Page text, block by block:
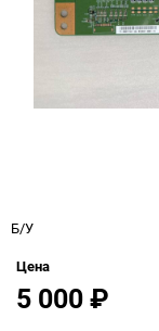
Б/У
Цена
5 000₽